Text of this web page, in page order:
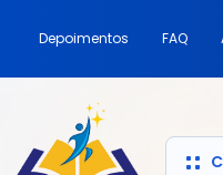
Depoimentos FAQ